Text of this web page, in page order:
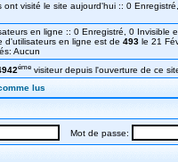
ont visité le site aujourd'hui :: 0
en ligne :: 0 Enregistré, 0
d'utilisateurs en ligne est de 493 le 21
Aucun
éme visiteur depuis l'ouverture de ce
lus
Mot de passe: